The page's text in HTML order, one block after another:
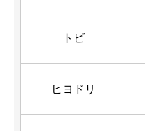
トビ
ヒヨドリ